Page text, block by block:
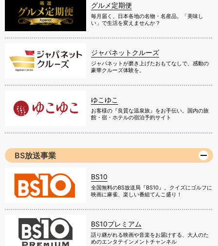
グルメ定期便
毎月届く、日本各地の名物・名産品。「美味し
い」で生活を変えませんか？
ジャパネットクルーズ
ジャパネットが磨き上げたおもてなしで、感動の
豪華クルーズ体験を。
ゆこゆこ
お客様の『良質な温泉旅』をお手伝い。国内の旅
館・宿・ホテルの宿泊予約サイト
BS放送事業
BS10
全国無料のBS放送局『BS10』。クイズにゴルフに
映画に麻雀、楽しい番組てんこ盛り！
BS10プレミアム
語り継がれる映画や音楽をお届けする、大人のた
めのエンタテインメントチャンネル